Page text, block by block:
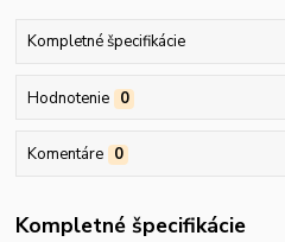
Kompletné špecifikácie
Hodnotenie 0
Komentáre 0
Kompletné špecifikácie